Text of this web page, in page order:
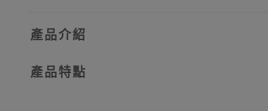
產品介紹
產品特點